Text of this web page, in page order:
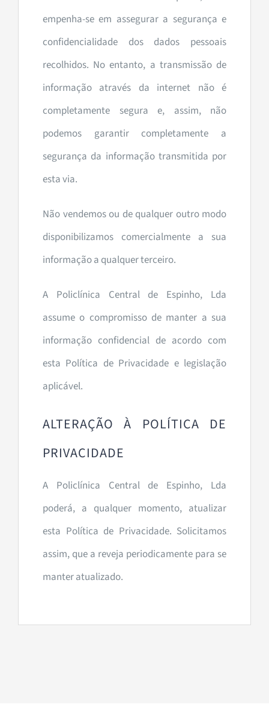
empenha-se em assegurar a segurança e
confidencialidade dos dados pessoais
recolhidos. No entanto, a transmissão de
informação através da internet não é
completamente segura e, assim, não
podemos garantir completamente a
segurança da informação transmitida por
esta via.
Não vendemos ou de qualquer outro modo
disponibilizamos comercialmente a sua
informação a qualquer terceiro.
A Policlínica Central de Espinho, Lda
assume o compromisso de manter a sua
informação confidencial de acordo com
esta Política de Privacidade e legislação
aplicável.
ALTERAÇÃO À POLÍTICA DE
PRIVACIDADE
A Policlínica Central de Espinho, Lda
poderá, a qualquer momento, atualizar
esta Política de Privacidade. Solicitamos
assim, que a reveja periodicamente para se
manter atualizado.